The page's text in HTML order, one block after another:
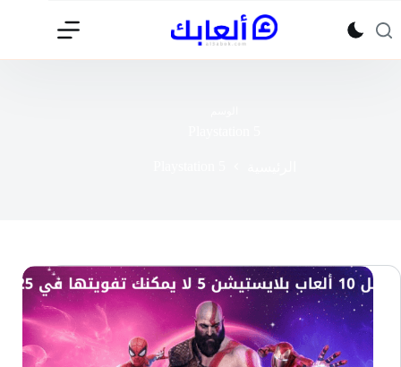
إلى
المحتوى